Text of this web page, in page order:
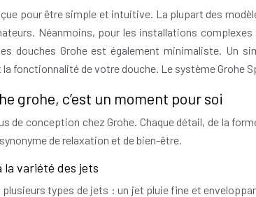
pour être simple et intuitive. La plupart des
Néanmoins, pour les installations
douches Grohe est également minimaliste. Un
fonctionnalité de votre douche. Le système Grohe
grohe, c’est un moment pour soi
de conception chez Grohe. Chaque détail, de la
de relaxation et de bien-être.
la variété des jets
types de jets : un jet pluie fine et